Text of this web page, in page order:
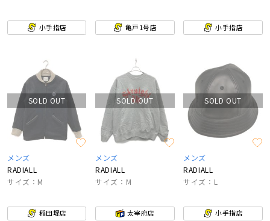
小手指店 亀戸1号店 小手指店
SOLD OUT
メンズ
RADIALL
サイズ：M
稲田堤店
SOLD OUT
メンズ
RADIALL
サイズ：M
太宰府店
SOLD OUT
メンズ
RADIALL
サイズ：L
小手指店